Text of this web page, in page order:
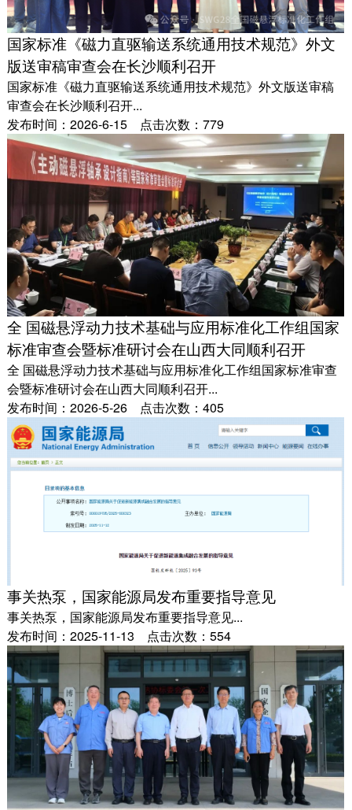
国家标准《磁力直驱输送系统通用技术规范》外文
版送审稿审查会在长沙顺利召开
国家标准《磁力直驱输送系统通用技术规范》外文版送审稿
审查会在长沙顺利召开...
发布时间：2026-6-15 点击次数：779
全 国磁悬浮动力技术基础与应用标准化工作组国家
标准审查会暨标准研讨会在山西大同顺利召开
全 国磁悬浮动力技术基础与应用标准化工作组国家标准审查
会暨标准研讨会在山西大同顺利召开...
发布时间：2026-5-26 点击次数：405
事关热泵，国家能源局发布重要指导意见
事关热泵，国家能源局发布重要指导意见...
发布时间：2025-11-13 点击次数：554